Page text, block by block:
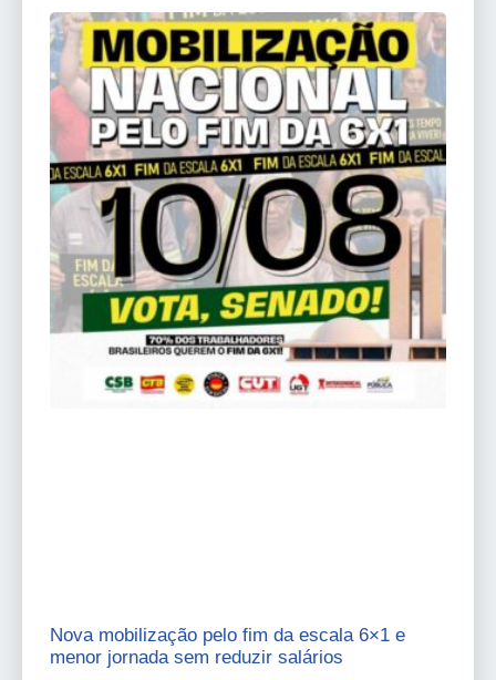
Nova mobilização pelo fim da escala 6×1 e
menor jornada sem reduzir salários